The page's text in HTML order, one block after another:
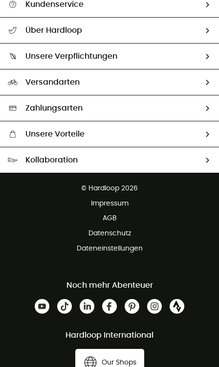
Kundenservice
Größentabelle
Vertrag widerrufen
Über Hardloop
Unsere Botschafter
Unsere Verpflichtungen
Auswahl an nachhaltigen Produkten
Versandarten
Zahlungsarten
Unsere Vorteile
Kollaboration
© Hardloop 2026
Impressum
AGB
Datenschutz
Dateneinstellungen
Noch mehr Abenteuer
Hardloop International
Our Shops